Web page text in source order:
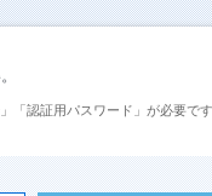
「認証用パスワード」が必要です